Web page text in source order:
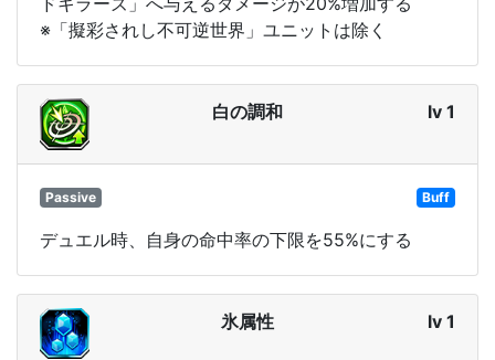
※「擬彩されし不可逆世界」ユニットは除く
白の調和 lv 1
Passive Buff
デュエル時、自身の命中率の下限を55%にする
氷属性 lv 1